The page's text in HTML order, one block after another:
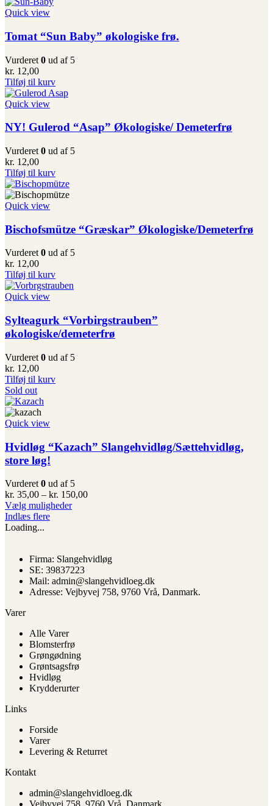
Quick view
Tomat “Sun Baby” økologiske frø.
Vurderet 0 ud af 5
kr. 12,00
Tilføj til kurv
Quick view
NY! Gulerod “Asap” Økologiske/ Demeterfrø
Vurderet 0 ud af 5
kr. 12,00
Tilføj til kurv
Quick view
Bischofsmütze “Græskar” Økologiske/Demeterfrø
Vurderet 0 ud af 5
kr. 12,00
Tilføj til kurv
Quick view
Sylteagurk “Vorbirgstrauben”
økologiske/demeterfrø
Vurderet 0 ud af 5
kr. 12,00
Tilføj til kurv
Sold out
Quick view
Hvidløg “Kazach” Slangehvidløg/Sættehvidløg,
store løg!
Vurderet 0 ud af 5
kr. 35,00 – kr. 150,00Prisinterval:
Vælg mulighederDette
Mulighederne
kan
vælges
på
Indlæs flere
Loading...
Firma: Slangehvidløg
SE: 39837223
Mail: admin@slangehvidloeg.dk
Adresse: Vejbyvej 758, 9760 Vrå, Danmark.
Varer
Alle Varer
Blomsterfrø
Grøngødning
Grøntsagsfrø
Hvidløg
Krydderurter
Links
Forside
Varer
Levering & Returret
Kontakt
admin@slangehvidloeg.dk